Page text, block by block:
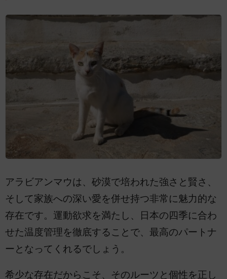
アラビアンマウは、砂漠で培われた強さと賢さ、
そして家族への深い愛を併せ持つ非常に魅力的な
存在です。運動欲求を満たし、日本の四季に合わ
せた温度管理を徹底することで、最高のパートナ
ーとなってくれるでしょう。
希少な存在だからこそ、そのルーツと個性を正し